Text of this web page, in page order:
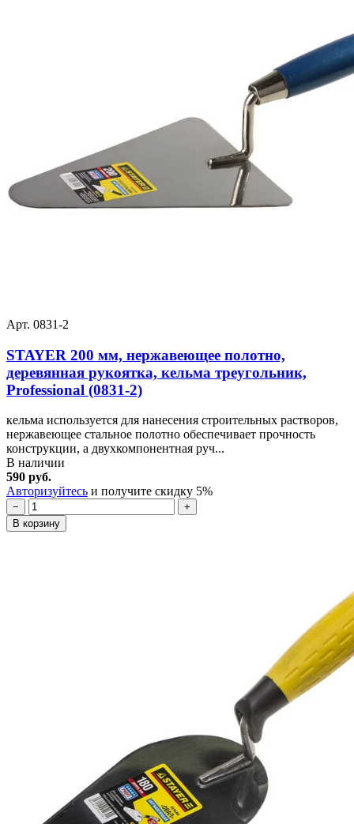
Арт. 0831-2
STAYER 200 мм, нержавеющее полотно,
деревянная рукоятка, кельма треугольник,
Professional (0831-2)
кельма используется для нанесения строительных растворов,
нержавеющее стальное полотно обеспечивает прочность
конструкции, а двухкомпонентная руч...
В наличии
590 руб.
Авторизуйтесь и получите скидку 5%
−
+
В корзину